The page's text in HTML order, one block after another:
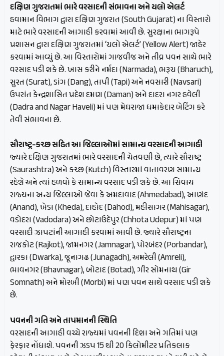
દક્ષિણ ગુજરાતમાં ભારે વરસાદની સંભાવના અને યલો એલર્ટ
હવામાન વિભાગ દ્વારા દક્ષિણ ગુજરાત (South Gujarat) ના વિસ્તારો
માટે ભારે વરસાદની આગાહી કરવામાં આવી છે. સુરક્ષાના ભાગરૂપે
પ્રશાસન દ્વારા દક્ષિણ ગુજરાતમાં ‘યલો એલર્ટ’ (Yellow Alert) જાહેર
કરવામાં આવ્યું છે. આ વિસ્તારોમાં ગાજવીજ અને તીવ્ર પવન સાથે ભારે
વરસાદ પડી શકે છે. ખાસ કરીને નર્મદા (Narmada), ભરૂચ (Bharuch),
સુરત (Surat), ડાંગ (Dang), તાપી (Tapi) અને નવસારી (Navsari)
ઉપરાંત કેન્દ્રશાસિત પ્રદેશ દમણ (Daman) અને દાદરા નગર હવેલી
(Dadra and Nagar Haveli) માં પણ મેઘરાજા ધમાકેદાર બેટિંગ કરે
તેવી સંભાવના છે.
સૌરાષ્ટ્ર-કચ્છ સહિત આ જિલ્લાઓમાં સામાન્ય વરસાદની આગાહી
જ્યારે દક્ષિણ ગુજરાતમાં ભારે વરસાદની ચેતવણી છે, ત્યારે સૌરાષ્ટ્ર
(Saurashtra) અને કચ્છ (Kutch) વિસ્તારમાં વાતાવરણ સામાન્ય
રહેશે અને ત્યાં હળવો કે સામાન્ય વરસાદ પડી શકે છે. આ સિવાય
રાજ્યના અન્ય જિલ્લાઓ જેવા કે અમદાવાદ (Ahmedabad), આણંદ
(Anand), ખેડા (Kheda), દાહોદ (Dahod), મહીસાગર (Mahisagar),
વડોદરા (Vadodara) અને છોટાઉદેપુર (Chhota Udepur) માં પણ
વરસાદી ઝાપટાંની આગાહી કરવામાં આવી છે. જ્યારે સૌરાષ્ટ્રના
રાજકોટ (Rajkot), જામનગર (Jamnagar), પોરબંદર (Porbandar),
દ્વારકા (Dwarka), જૂનાગઢ (Junagadh), અમરેલી (Amreli),
ભાવનગર (Bhavnagar), બોટાદ (Botad), ગીર સોમનાથ (Gir
Somnath) અને મોરબી (Morbi) માં પણ પવન સાથે વરસાદ પડી શકે
છે.
પવનની ગતિ અને તાપમાનની સ્થિતિ
વરસાદની આગાહી વચ્ચે રાજ્યમાં પવનની દિશા અને ગતિમાં પણ
ફેરફાર નોંધાશે. પવનની ઝડપ 15 થી 20 કિલોમીટર પ્રતિકલાક